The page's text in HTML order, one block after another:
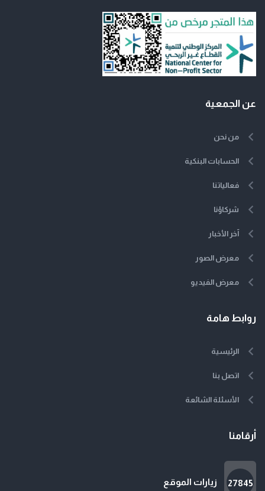
عن الجمعية
من نحن
الحسابات البنكية
فعالياتنا
شركاؤنا
آخر الأخبار
معرض الصور
معرض الفيديو
روابط هامة
الرئيسية
اتصل بنا
الأسئلة الشائعة
أرقامنا
27845 زيارات الموقع